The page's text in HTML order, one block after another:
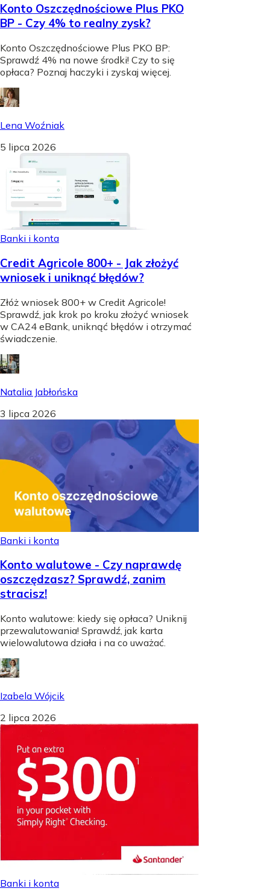
Konto Oszczędnościowe Plus PKO
BP - Czy 4% to realny zysk?
Konto Oszczędnościowe Plus PKO BP:
Sprawdź 4% na nowe środki! Czy to się
opłaca? Poznaj haczyki i zyskaj więcej.
Lena Woźniak
5 lipca 2026
Banki i konta
Credit Agricole 800+ - Jak złożyć
wniosek i uniknąć błędów?
Złóż wniosek 800+ w Credit Agricole!
Sprawdź, jak krok po kroku złożyć wniosek
w CA24 eBank, uniknąć błędów i otrzymać
świadczenie.
Natalia Jabłońska
3 lipca 2026
Banki i konta
Konto walutowe - Czy naprawdę
oszczędzasz? Sprawdź, zanim
stracisz!
Konto walutowe: kiedy się opłaca? Uniknij
przewalutowania! Sprawdź, jak karta
wielowalutowa działa i na co uważać.
Izabela Wójcik
2 lipca 2026
Banki i konta